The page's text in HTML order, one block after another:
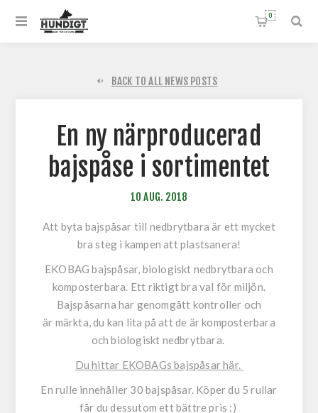
0
BACK TO ALL NEWS POSTS
En ny närproducerad
bajspåse i sortimentet
10 AUG. 2018
Att byta bajspåsar till nedbrytbara är ett mycket
bra steg i kampen att plastsanera!
EKOBAG bajspåsar, biologiskt nedbrytbara och
komposterbara. Ett riktigt bra val för miljön.
Bajspåsarna har genomgått kontroller och
är märkta, du kan lita på att de är komposterbara
och biologiskt nedbrytbara.
Du hittar EKOBAGs bajspåsar här.
En rulle innehåller 30 bajspåsar. Köper du 5 rullar
får du dessutom ett bättre pris :)